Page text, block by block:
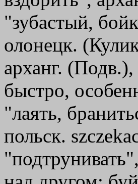
"зубастый,
олонецк.
арханг. (Подв.),
быстро,
"лаять,
польск.